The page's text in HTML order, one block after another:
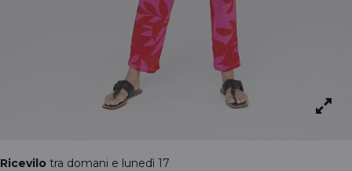
Ricevilo tra domani e lunedì 17